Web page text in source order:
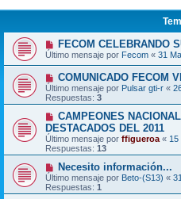
FECOM CELEBRANDO
Último mensaje por Fecom « 31
COMUNICADO FECOM
Último mensaje por Pulsar gti-r «
Respuestas: 3
CAMPEONES
DESTACADOS DEL 2011
Último mensaje por ffigueroa « 15
Respuestas: 13
Necesito información...
Último mensaje por Beto-(S13) «
Respuestas: 1